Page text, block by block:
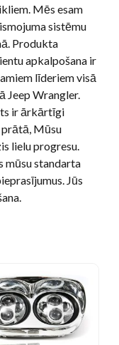
Mēs esam
sistēmu
Produkta
apkalpošana ir
līderiem visā
Jeep Wrangler.
ir ārkārtīgi
prātā, Mūsu
lielu progresu.
mūsu standarta
Jūs